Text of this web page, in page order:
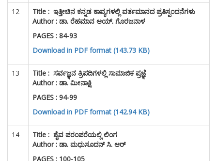
12 Title :ಇತ್ತೀಚಿನ ಕನ್ನಡ ಕಾವ್ಯಗಳಲ್ಲಿ ವರ್ತಮಾನದ ಪ್ರತಿಸ್ಪಂದನೆಗಳು
Author : ಡಾ. ರೆಹಮಾನ ಆಯ್. ಗೊರಜನಾಳ
13 Title :ಸರ್ವಜ್ಞನ ತ್ರಿಪದಿಗಳಲ್ಲಿ ಸಾಮಾಜಿಕ ಪ್ರಜ್ಞೆ
Author : ಡಾ. ಮೀನಾಕ್ಷಿ
14 Title :ಶೈವ ಪರಂಪರೆಯಲ್ಲಿ ಲಿಂಗ
Author : ಡಾ. ಮಧುಸೂದನ್ ಸಿ. ಆರ್